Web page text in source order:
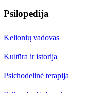
Psilopedija
Kelionių vadovas
Kultūra ir istorija
Psichodelinė terapija